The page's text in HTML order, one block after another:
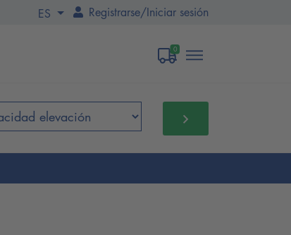
ES Registrarse/Iniciar sesión
0